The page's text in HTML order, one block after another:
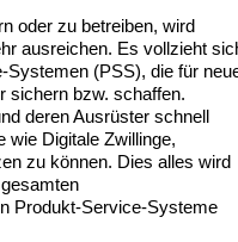
oder zu betreiben, wird
ausreichen. Es vollzieht
(PSS), die für
sichern bzw. schaffen.
deren Ausrüster schnell
wie Digitale Zwillinge,
zu können. Dies alles wird
Produkt-Service-Systeme